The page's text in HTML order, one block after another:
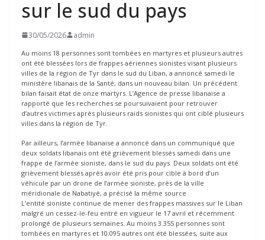
sur le sud du pays
30/05/2026 admin
Au moins 18 personnes sont tombées en martyres et plusieurs autres
ont été blessées lors de frappes aériennes sionistes visant plusieurs
villes de la région de Tyr dans le sud du Liban, a annoncé samedi le
ministère libanais de la Santé, dans un nouveau bilan. Un précédent
bilan faisait état de onze martyrs. L’Agence de presse libanaise a
rapporté que les recherches se poursuivaient pour retrouver
d’autres victimes après plusieurs raids sionistes qui ont ciblé plusieurs
villes dans la région de Tyr.
Par ailleurs, l’armée libanaise a annoncé dans un communiqué que
deux soldats libanais ont été grièvement blessés samedi dans une
frappe de l’armée sioniste, dans le sud du pays. Deux soldats ont été
grièvement blessés après avoir été pris pour cible à bord d’un
véhicule par un drone de l’armée sioniste, près de la ville
méridionale de Nabatiyé, a précisé la même source
L’entité sioniste continue de mener des frappes massives sur le Liban
malgré un cessez-le-feu entré en vigueur le 17 avril et récemment
prolongé de plusieurs semaines. Au moins 3.355 personnes sont
tombées en martyres et 10.095 autres ont été blessées, suite aux